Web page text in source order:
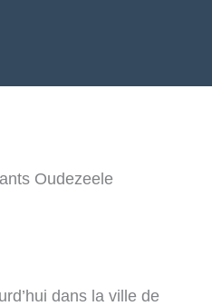
Oudezeele
dans la ville de